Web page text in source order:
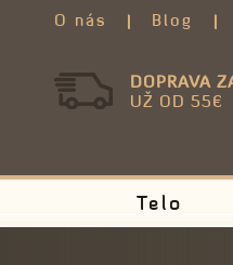
O nás Blog
DOPRAVA
UŽ OD 55€
Telo